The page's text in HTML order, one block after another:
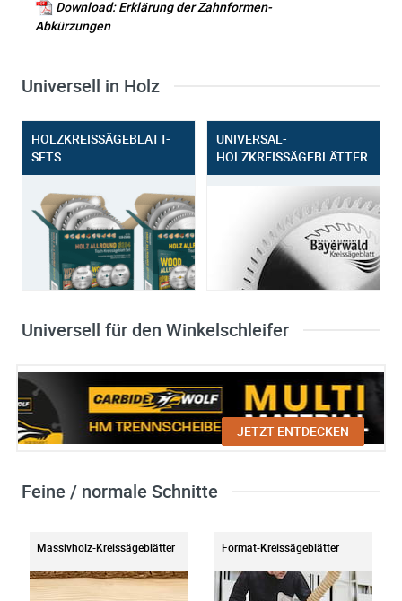
Download: Erklärung der Zahnformen-
Abkürzungen
Universell in Holz
HOLZKREISSÄGEBLATT-
SETS
UNIVERSAL-
HOLZKREISSÄGEBLÄTTER
Universell für den Winkelschleifer
JETZT ENTDECKEN
Feine / normale Schnitte
Massivholz-Kreissägeblätter Format-Kreissägeblätter